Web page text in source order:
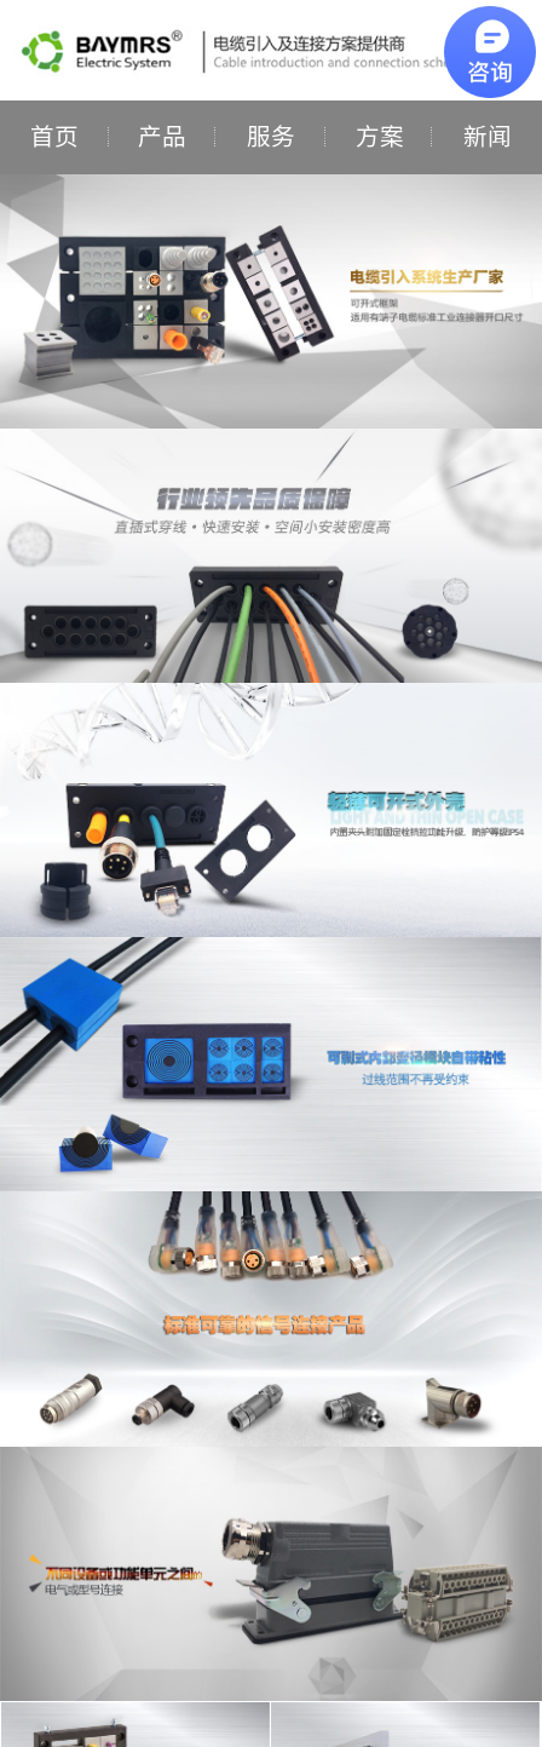
首页 产品 服务 方案 新闻